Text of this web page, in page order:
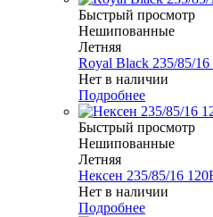
Быстрый просмотр
Нешипованные
Летняя
Royal Black 235/85/
Нет в наличии
Подробнее
Быстрый просмотр
Нешипованные
Летняя
Нексен 235/85/16
Нет в наличии
Подробнее